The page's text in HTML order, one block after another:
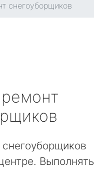
снегоуборщиков
Выполнять